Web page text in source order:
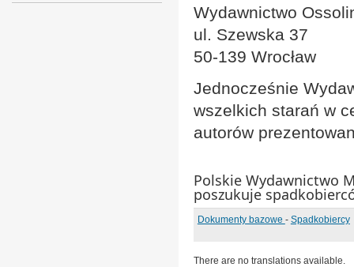
Wydawnictwo
ul. Szewska 37
50-139 Wrocław
Jednocześnie
wszelkich starań w
autorów
Polskie Wydawnictwo
poszukuje
Dokumenty bazowe - Spadkobiercy
There are no translations available.